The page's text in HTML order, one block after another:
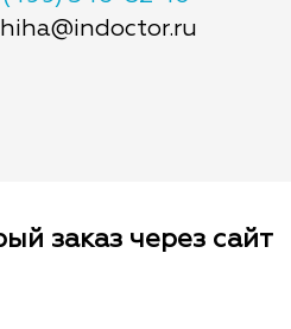
заказ через сайт